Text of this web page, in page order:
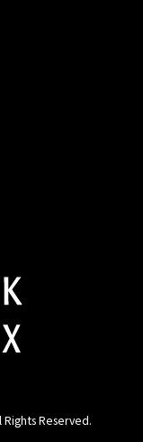
Rights Reserved.